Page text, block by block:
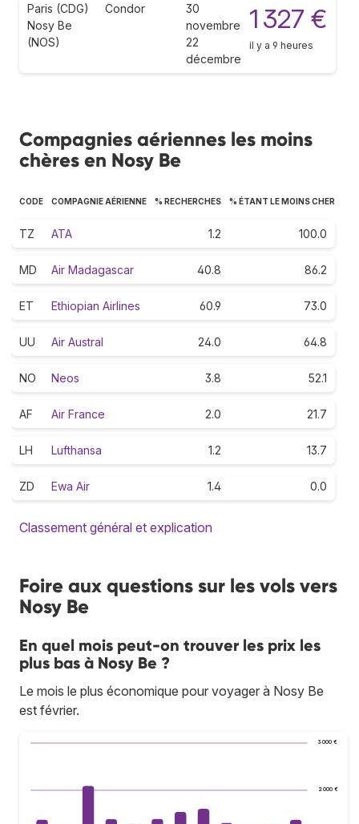
Paris (CDG)
Nosy Be
(NOS)
Condor
30
novembre
22
décembre
1 327 €
il y a 9 heures
Compagnies aériennes les moins
chères en Nosy Be
CODE COMPAGNIE AÉRIENNE % RECHERCHES % ÉTANT LE MOINS CHER
TZ ATA 1.2 100.0
MD Air Madagascar 40.8 86.2
ET Ethiopian Airlines 60.9 73.0
UU Air Austral 24.0 64.8
NO Neos 3.8 52.1
AF Air France 2.0 21.7
LH Lufthansa 1.2 13.7
ZD Ewa Air 1.4 0.0
Classement général et explication
Foire aux questions sur les vols vers
Nosy Be
En quel mois peut-on trouver les prix les
plus bas à Nosy Be ?
Le mois le plus économique pour voyager à Nosy Be
est février.
2 000 €
3 000 €